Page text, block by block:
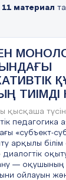
11 материал
ТИІМДІ
қысқаша
педагогика
«субъект-
арқылы
—
ойлауын